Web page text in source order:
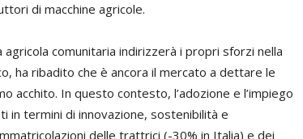
di macchine agricole.
comunitaria indirizzerà i propri sforzi nella
ha ribadito che è ancora il mercato a dettare le
acchito. In questo contesto, l’adozione e l’impiego
in termini di innovazione, sostenibilità e
delle trattrici (-30% in Italia) e dei